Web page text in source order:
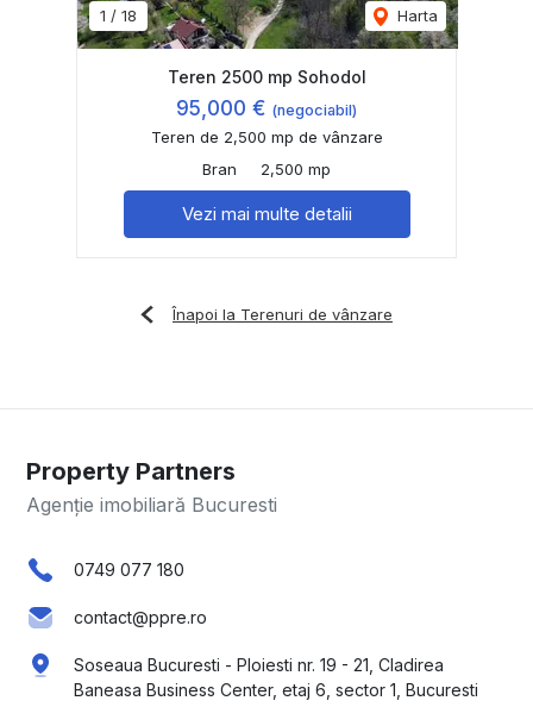
1 / 18 Harta
Teren 2500 mp Sohodol
95,000 € (negociabil)
Teren de 2,500 mp de vânzare
Bran
2,500 mp
Vezi mai multe detalii
Înapoi la Terenuri de vânzare
Property Partners
Agenție imobiliară Bucuresti
0749 077 180
contact@ppre.ro
Soseaua Bucuresti - Ploiesti nr. 19 - 21, Cladirea
Baneasa Business Center, etaj 6, sector 1, Bucuresti